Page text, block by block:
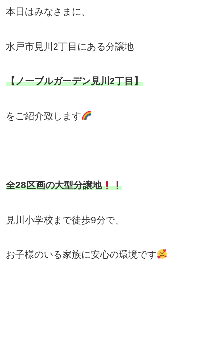
本日はみなさまに、
水戸市見川2丁目にある分譲地
【ノーブルガーデン見川2丁目】
をご紹介致します
全28区画の大型分譲地
見川小学校まで徒歩9分で、
お子様のいる家族に安心の環境です